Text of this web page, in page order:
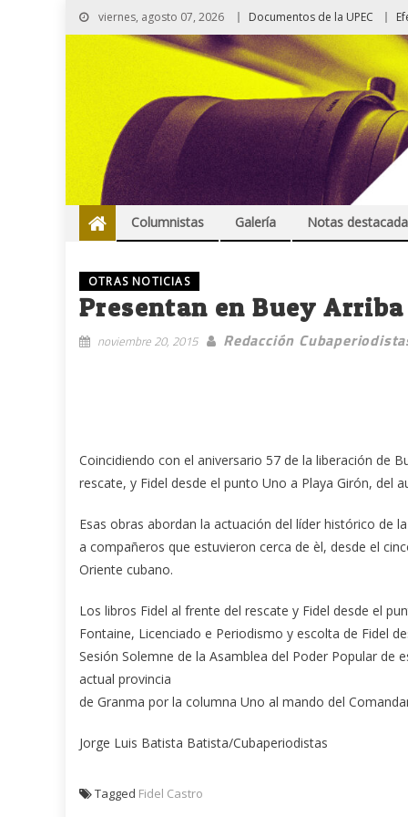
viernes, agosto 07, 2026 Documentos de la UPEC
Columnistas Galería Notas
OTRAS NOTICIAS
Presentan en Buey
noviembre 20, 2015 Redacción
Coincidiendo con el aniversario 57 de la liberación de
rescate, y Fidel desde el punto Uno a Playa Girón, del
Esas obras abordan la actuación del líder histórico de
a compañeros que estuvieron cerca de èl, desde el
Oriente cubano.
Los libros Fidel al frente del rescate y Fidel desde el
Fontaine, Licenciado e Periodismo y escolta de Fidel
Sesión Solemne de la Asamblea del Poder Popular
actual provincia
de Granma por la columna Uno al mando del
Jorge Luis Batista Batista/Cubaperiodistas
Tagged Fidel Castro